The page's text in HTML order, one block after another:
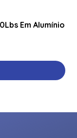
Em Alumínio